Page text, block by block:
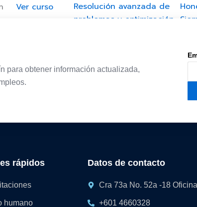
Resolución avanzada de
problemas y optimización
Ver curso
para obtener información actualizada,
rápidos
humano
Datos de contacto
Cra 73a No. 52a -18
+601 4660328